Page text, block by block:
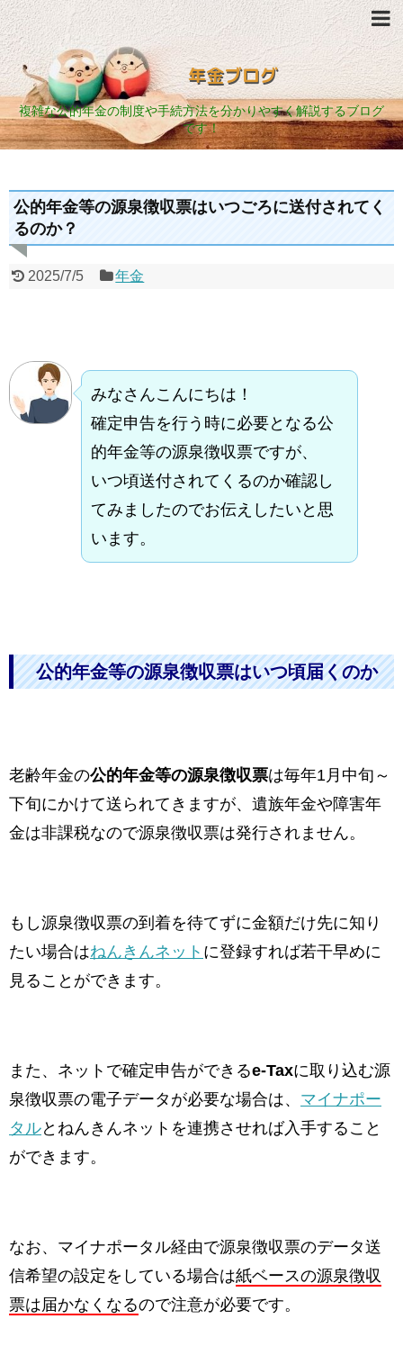
年金ブログ
複雑な公的年金の制度や手続方法を分かりやすく解説するブログ
です！
公的年金等の源泉徴収票はいつごろに送付されてく
るのか？
2025/7/5 年金
みなさんこんにちは！
確定申告を行う時に必要となる公
的年金等の源泉徴収票ですが、
いつ頃送付されてくるのか確認し
てみましたのでお伝えしたいと思
います。
公的年金等の源泉徴収票はいつ頃届くのか
老齢年金の公的年金等の源泉徴収票は毎年1月中旬～
下旬にかけて送られてきますが、遺族年金や障害年
金は非課税なので源泉徴収票は発行されません。
もし源泉徴収票の到着を待てずに金額だけ先に知り
たい場合はねんきんネット に登録すれば若干早めに
見ることができます。
また、ネットで確定申告ができるe-Taxに取り込む源
泉徴収票の電子データが必要な場合は、 マイナポー
タルとねんきんネットを連携させれば入手すること
ができます。
なお、マイナポータル経由で源泉徴収票のデータ送
信希望の設定をしている場合は紙ベースの源泉徴収
票は届かなくなるので注意が必要です。